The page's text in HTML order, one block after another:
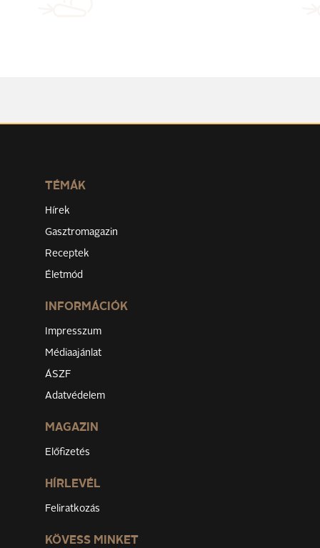
TÉMÁK
Hírek
Gasztromagazin
Receptek
Életmód
INFORMÁCIÓK
Impresszum
Médiaajánlat
ÁSZF
Adatvédelem
MAGAZIN
Előfizetés
HÍRLEVÉL
Feliratkozás
KÖVESS MINKET